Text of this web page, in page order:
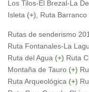
Los Tilos-El Brezal-La
Isleta (+) , Ruta
Rutas de senderismo
Ruta Fontanales-La
Ruta del Agua (+) Ruta
Montaña de Tauro (+)
Ruta Arqueológica (+)